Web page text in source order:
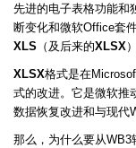
先进的电子表格功能和
断变化和微软Office套
XLS （及后来的XLSX
XLSX格式是在
式的改进。它是微软推
数据恢复改进和与现代
那么，为什么要从